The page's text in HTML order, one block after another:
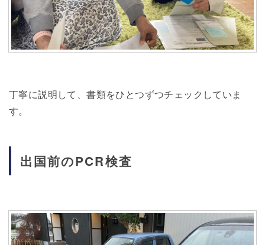
丁寧に説明して、書類をひとつずつチェックしていま
す。
出国前のPCR検査